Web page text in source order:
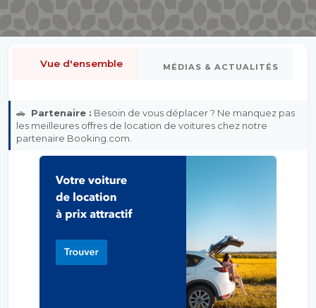
Vue d'ensemble MÉDIAS & ACTUALITÉS
🚗 Partenaire : Besoin de vous déplacer ? Ne manquez pas
les meilleures offres de location de voitures chez notre
partenaire Booking.com.